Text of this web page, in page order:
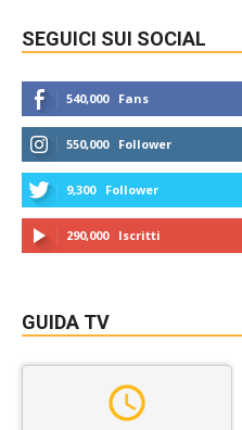
SEGUICI SUI SOCIAL
540,000 Fans
550,000 Follower
9,300 Follower
290,000 Iscritti
GUIDA TV